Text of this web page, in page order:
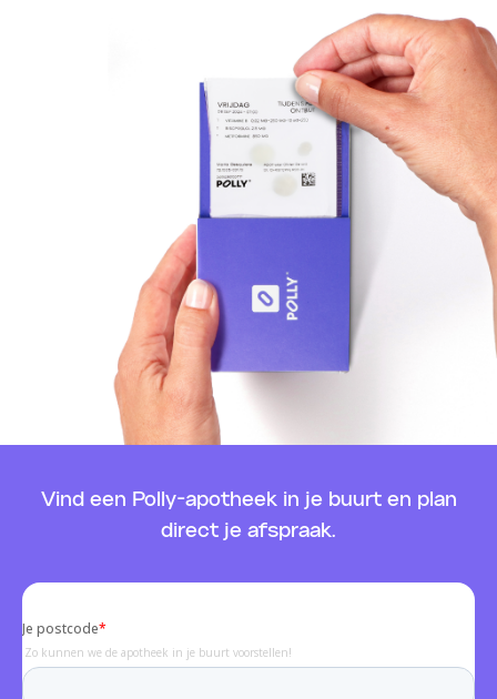
Vind een Polly-apotheek in je buurt en plan
direct je afspraak.